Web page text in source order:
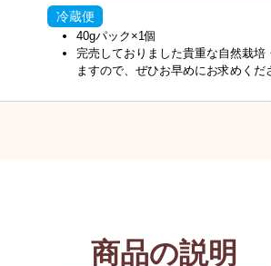
冷蔵便
40gパック×1個
完売しておりました貴重な自然栽
ますので、ぜひお早めにお求めくだ
商品の説明